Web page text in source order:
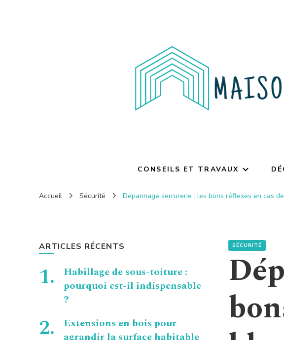
CONSEILS ET TRAVAUX
Accueil Sécurité Dépannage serrurerie : les bons réflexes en cas
SÉCURITÉ
ARTICLES RÉCENTS
Habillage de sous-toiture :
pourquoi est-il indispensable
?
Extensions en bois pour
agrandir la surface habitable